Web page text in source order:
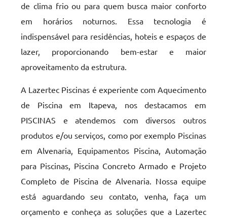
de clima frio ou para quem busca maior conforto
em horários noturnos. Essa tecnologia é
indispensável para residências, hoteis e espaços de
lazer, proporcionando bem-estar e maior
aproveitamento da estrutura.
A Lazertec Piscinas é experiente com Aquecimento
de Piscina em Itapeva, nos destacamos em
PISCINAS e atendemos com diversos outros
produtos e/ou serviços, como por exemplo Piscinas
em Alvenaria, Equipamentos Piscina, Automação
para Piscinas, Piscina Concreto Armado e Projeto
Completo de Piscina de Alvenaria. Nossa equipe
está aguardando seu contato, venha, faça um
orçamento e conheça as soluções que a Lazertec